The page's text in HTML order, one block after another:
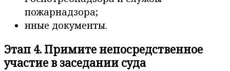
пожарнадзора;
иные документы.
Этап 4. Примите непосредственное
участие в заседании суда